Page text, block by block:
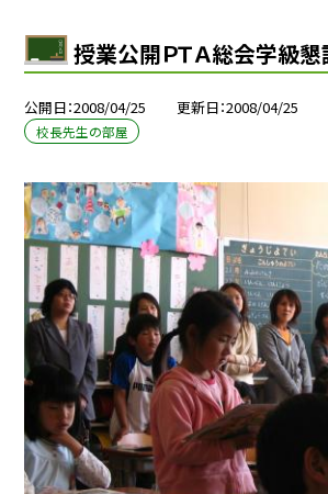
授業公開ＰＴＡ総会学級
公開日 2008/04/25 更新日 2008/04/25
校長先生の部屋